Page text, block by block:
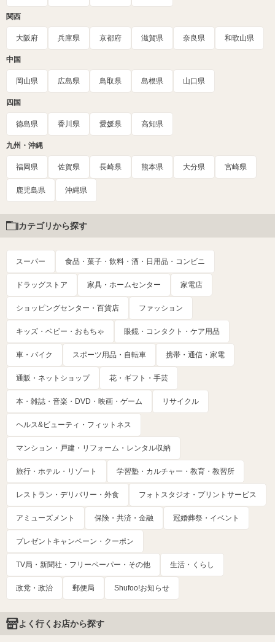
関西
大阪府 兵庫県 京都府 滋賀県 奈良県 和歌山県
中国
岡山県 広島県 鳥取県 島根県 山口県
四国
徳島県 香川県 愛媛県 高知県
九州・沖縄
福岡県 佐賀県 長崎県 熊本県 大分県 宮崎県
鹿児島県 沖縄県
カテゴリから探す
スーパー 食品・菓子・飲料・酒・日用品・コンビニ
ドラッグストア 家具・ホームセンター 家電店
ショッピングセンター・百貨店 ファッション
キッズ・ベビー・おもちゃ 眼鏡・コンタクト・ケア用品
車・バイク スポーツ用品・自転車 携帯・通信・家電
通販・ネットショップ 花・ギフト・手芸
本・雑誌・音楽・DVD・映画・ゲーム リサイクル
ヘルス&ビューティ・フィットネス
マンション・戸建・リフォーム・レンタル収納
旅行・ホテル・リゾート 学習塾・カルチャー・教育・教習所
レストラン・デリバリー・外食 フォトスタジオ・プリントサービス
アミューズメント 保険・共済・金融 冠婚葬祭・イベント
プレゼントキャンペーン・クーポン
TV局・新聞社・フリーペーパー・その他 生活・くらし
政党・政治 郵便局 Shufoo!お知らせ
よく行くお店から探す